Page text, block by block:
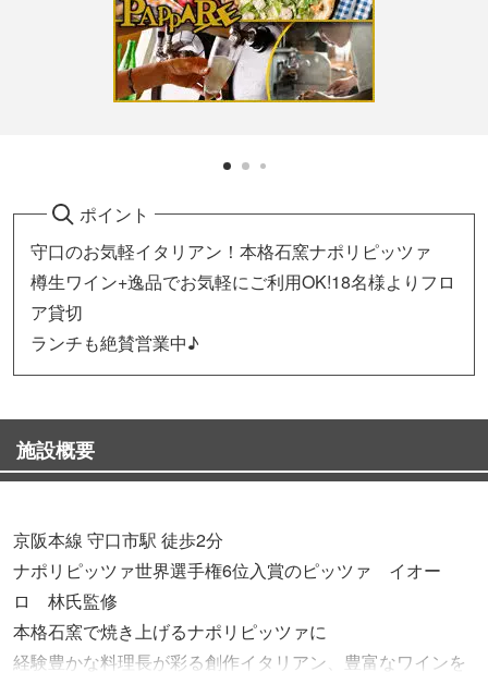
ポイント
守口のお気軽イタリアン！本格石窯ナポリピッツァ
樽生ワイン+逸品でお気軽にご利用OK!18名様よりフロ
ア貸切
ランチも絶賛営業中♪
施設概要
京阪本線 守口市駅 徒歩2分
ナポリピッツァ世界選手権6位入賞のピッツァ イオー
ロ 林氏監修
本格石窯で焼き上げるナポリピッツァに
経験豊かな料理長が彩る創作イタリアン、豊富なワインを